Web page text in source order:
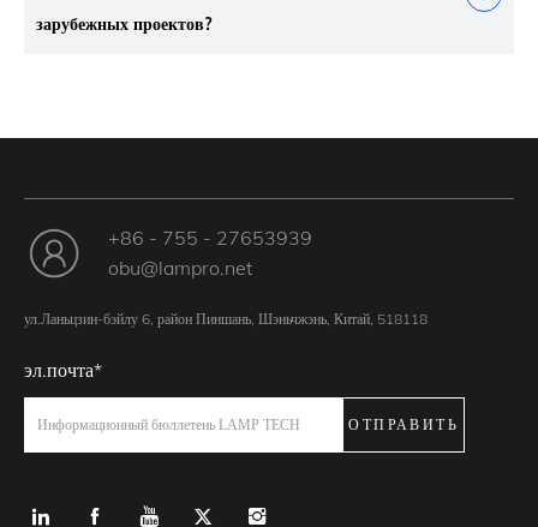
зарубежных проектов?
+86 - 755 - 27653939
obu@lampro.net
ул.Ланьцзин-бэйлу 6, район Пиншань, Шэньчжэнь, Китай, 518118
эл.почта*
Информационный бюллетень LAMP TECH ОТПРАВИТЬ